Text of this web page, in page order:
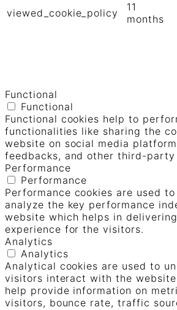
viewed_cookie_policy
11
months
Functional
Functional
Functional cookies help to
functionalities like sharing the
website on social media
feedbacks, and other third-party
Performance
Performance
Performance cookies are used
analyze the key performance
website which helps in
experience for the visitors.
Analytics
Analytics
Analytical cookies are used to
visitors interact with the
help provide information on
visitors, bounce rate, traffic